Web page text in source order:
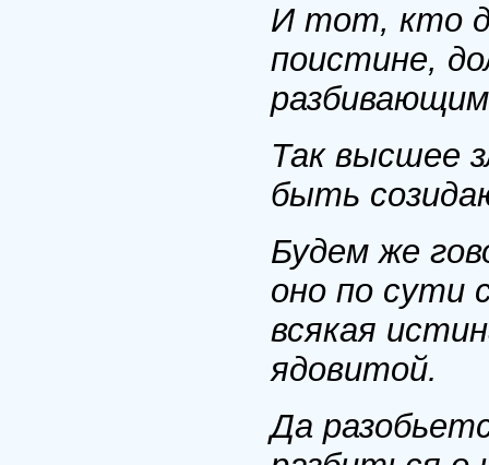
И тот, кто
поистине,
Так высшее
быть
Будем же
оно по сути
всякая
ядовитой.
Да